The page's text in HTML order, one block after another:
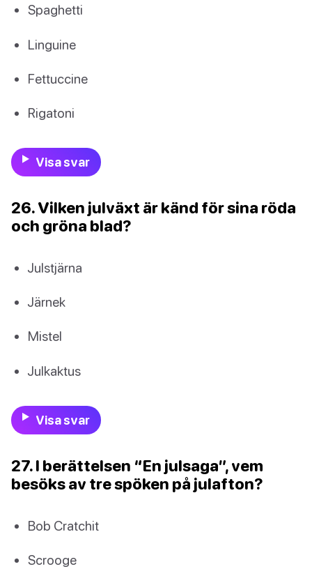
Spaghetti
Linguine
Fettuccine
Rigatoni
Visa svar
26. Vilken julväxt är känd för sina röda
och gröna blad?
Julstjärna
Järnek
Mistel
Julkaktus
Visa svar
27. I berättelsen “En julsaga”, vem
besöks av tre spöken på julafton?
Bob Cratchit
Scrooge